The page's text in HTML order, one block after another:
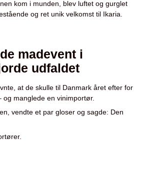
kom i munden, blev luftet og gurglet
og ret unik velkomst til Ikaria.
madevent i
udfaldet
at de skulle til Danmark året efter for
og manglede en vinimportør.
vendte et par gloser og sagde: Den